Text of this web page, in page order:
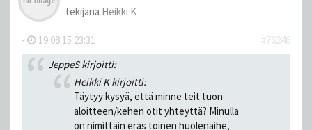
tekijänä Heikki K
- 19.08.15 23:31
#76246
JeppeS kirjoitti:
Heikki K kirjoitti:
Täytyy kysyä, että minne teit tuon
aloitteen/kehen otit yhteyttä? Minulla
on nimittäin eräs toinen huolenaihe,